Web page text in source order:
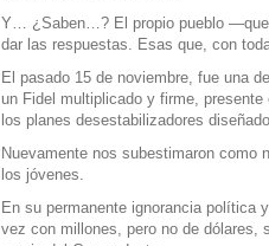
Y… ¿Saben…? El propio pueblo
dar las respuestas. Esas que, con
El pasado 15 de noviembre, fue una
un Fidel multiplicado y firme,
los planes desestabilizadores
Nuevamente nos subestimaron como
los jóvenes.
En su permanente ignorancia política
vez con millones, pero no de dólares,